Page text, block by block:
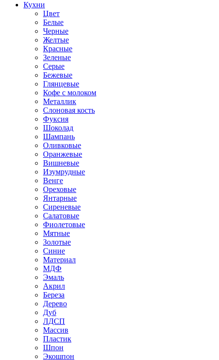
Кухни
Цвет
Белые
Черные
Желтые
Красные
Зеленые
Серые
Бежевые
Глянцевые
Кофе с молоком
Металлик
Слоновая кость
Фуксия
Шоколад
Шампань
Оливковые
Оранжевые
Вишневые
Изумрудные
Венге
Ореховые
Янтарные
Сиреневые
Салатовые
Фиолетовые
Мятные
Золотые
Синие
Материал
МДФ
Эмаль
Акрил
Береза
Дерево
Дуб
ЛДСП
Массив
Пластик
Шпон
Экошпон